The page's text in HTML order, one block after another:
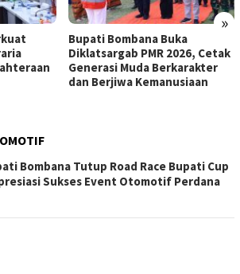
»
Bupati Bombana Buka
Diklatsargab PMR 2026, Cetak
Generasi Muda Berkarakter
dan Berjiwa Kemanusiaan
Bombana Tutup Road Race Bupati Cup
Sukses Event Otomotif Perdana